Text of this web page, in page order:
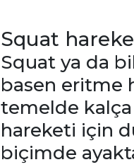
Squat
Squat ya da
basen eritme
temelde kalça
hareketi için
biçimde